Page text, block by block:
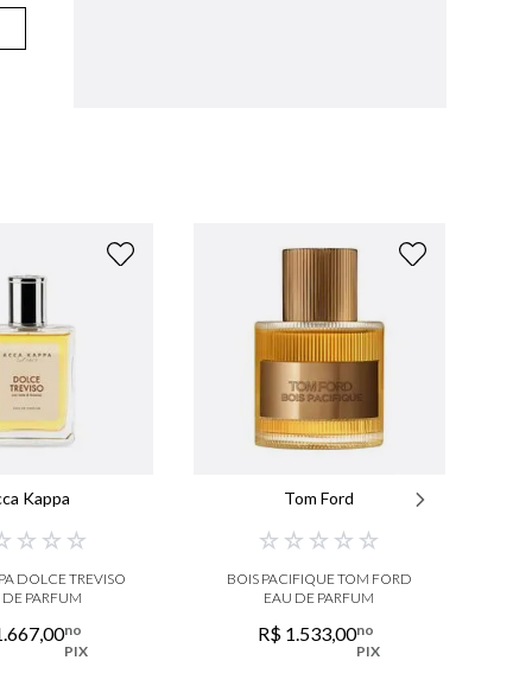
Kappa
☆ ☆ ☆
DOLCE TREVISO
DE PARFUM
.667,00no
PIX
Tom Ford
☆ ☆ ☆ ☆ ☆
BOIS PACIFIQUE TOM FORD
EAU DE PARFUM
R$ 1.533,00no
PIX